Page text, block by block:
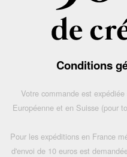
Conditions
Votre commande est
Européenne et en Suisse (pour
Pour les expéditions en France
d'envoi de 10 euros est